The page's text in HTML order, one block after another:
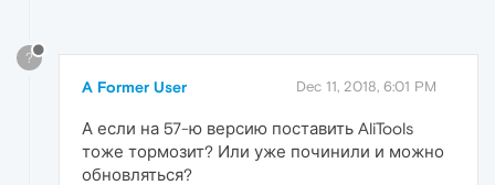
?
A Former User Dec 11, 2018, 6:01 PM
А если на 57-ю версию поставить AliTools
тоже тормозит? Или уже починили и можно
обновляться?